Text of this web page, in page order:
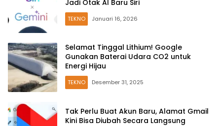
Jadi Otak AI Baru Siri
TEKNO Januari 16, 2026
Selamat Tinggal Lithium! Google
Gunakan Baterai Udara CO2 untuk
Energi Hijau
TEKNO Desember 31, 2025
Tak Perlu Buat Akun Baru, Alamat Gmail
Kini Bisa Diubah Secara Langsung